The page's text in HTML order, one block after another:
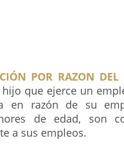
POR RAZON DEL
que ejerce un
en razón de su
de edad, son
a sus empleos.